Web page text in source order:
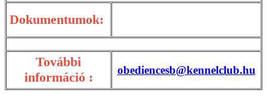
Dokumentumok:
További
információ :
obediencesb@kennelclub.hu